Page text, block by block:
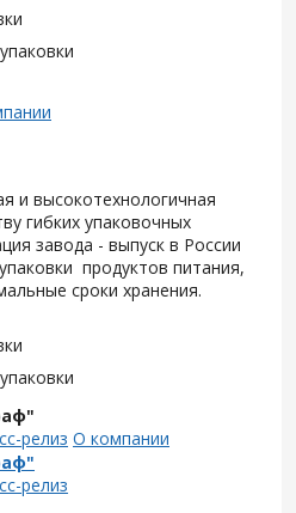
и высокотехнологичная
гибких упаковочных
завода - выпуск в России
продуктов питания,
сроки хранения.
релиз О компании
релиз